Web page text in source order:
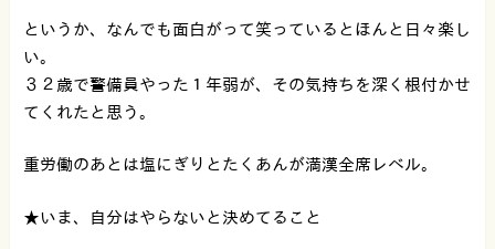
というか、なんでも面白がって笑っているとほんと日々楽し
い。
３２歳で警備員やった１年弱が、その気持ちを深く根付かせ
てくれたと思う。
重労働のあとは塩にぎりとたくあんが満漢全席レベル。
★いま、自分はやらないと決めてること